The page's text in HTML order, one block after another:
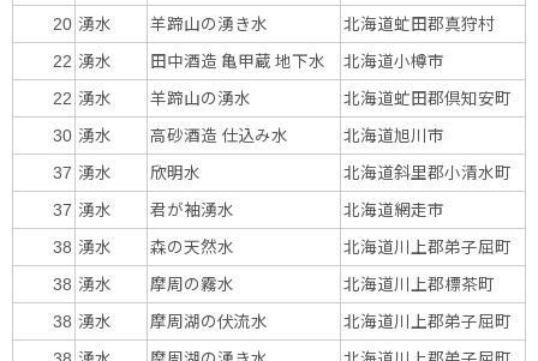
20 湧水 羊蹄山の湧き水 北海道虻田郡真狩村
22 湧水 田中酒造 亀甲蔵 地下水 北海道小樽市
22 湧水 羊蹄山の湧水 北海道虻田郡倶知安町
30 湧水 高砂酒造 仕込み水 北海道旭川市
37 湧水 欣明水 北海道斜里郡小清水町
37 湧水 君が袖湧水 北海道網走市
38 湧水 森の天然水 北海道川上郡弟子屈町
38 湧水 摩周の霧水 北海道川上郡標茶町
38 湧水 摩周湖の伏流水 北海道川上郡弟子屈町